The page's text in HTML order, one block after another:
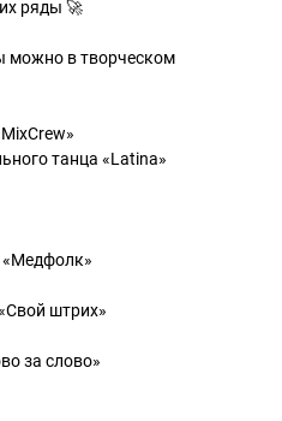
ряды 🚀
можно в творческом
танца «Latina»
«Медфолк»
штрих»
за слово»